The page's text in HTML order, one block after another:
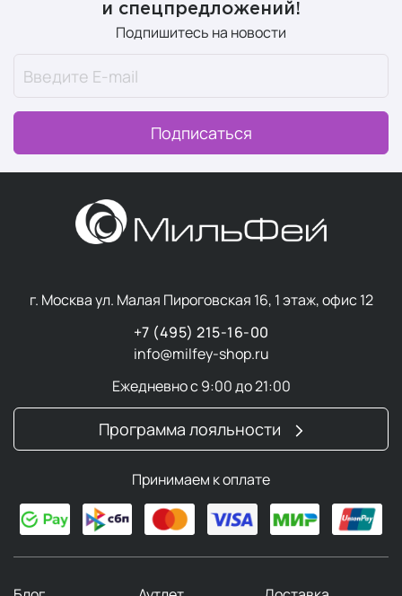
и спецпредложений!
Подпишитесь на новости
Подписаться
г. Москва ул. Малая Пироговская 16, 1 этаж, офис 12
+7 (495) 215-16-00
info@milfey-shop.ru
Ежедневно с 9:00 до 21:00
Программа лояльности
Принимаем к оплате